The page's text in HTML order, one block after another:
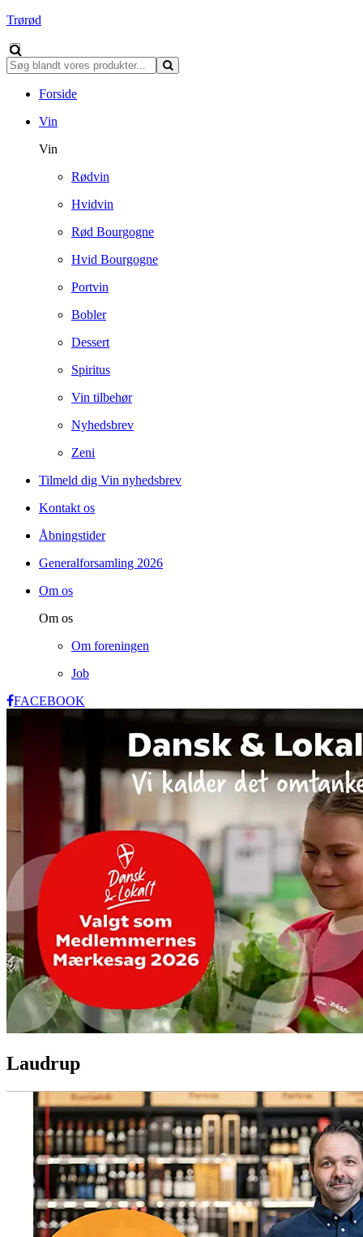
Trørød
Forside
Vin
Vin
Rødvin
Hvidvin
Rød Bourgogne
Hvid Bourgogne
Portvin
Bobler
Dessert
Spiritus
Vin tilbehør
Nyhedsbrev
Zeni
Tilmeld dig Vin nyhedsbrev
Kontakt os
Åbningstider
Generalforsamling 2026
Om os
Om os
Om foreningen
Job
FACEBOOK
Laudrup